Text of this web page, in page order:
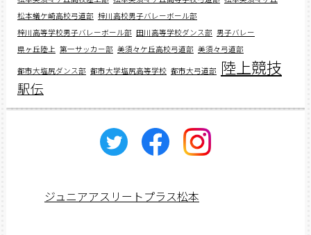
松本蟻ケ崎高校弓道部 梓川高校男子バレーボール部
梓川高等学校男子バレーボール部 田川高等学校ダンス部 男子バレー
県ヶ丘陸上 第一サッカー部 美須々ケ丘高校弓道部 美須々弓道部
都市大塩尻ダンス部 都市大学塩尻高等学校 都市大弓道部 陸上競技
駅伝
ジュニアアスリートプラス松本